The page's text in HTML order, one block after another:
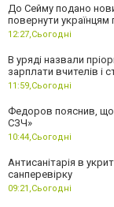
До Сейму подано
повернути
12:27,Сьогодні
В уряді назвали
зарплати вчителів і
11:59,Сьогодні
Федоров пояснив, що
СЗЧ»
10:44,Сьогодні
Антисанітарія в
санперевірку
09:21,Сьогодні